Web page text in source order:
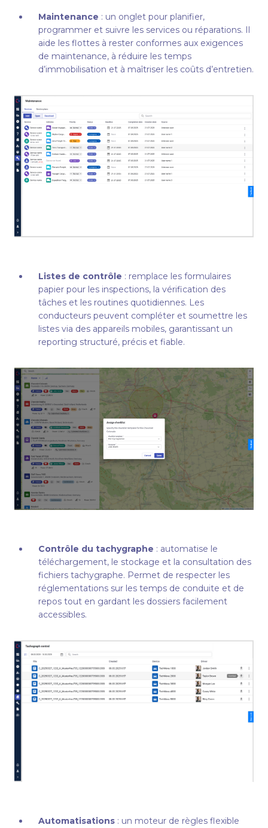
Maintenance : un onglet pour planifier,
programmer et suivre les services ou réparations. Il
aide les flottes à rester conformes aux exigences
de maintenance, à réduire les temps
d’immobilisation et à maîtriser les coûts d’entretien.
Listes de contrôle : remplace les formulaires
papier pour les inspections, la vérification des
tâches et les routines quotidiennes. Les
conducteurs peuvent compléter et soumettre les
listes via des appareils mobiles, garantissant un
reporting structuré, précis et fiable.
Contrôle du tachygraphe : automatise le
téléchargement, le stockage et la consultation des
fichiers tachygraphe. Permet de respecter les
réglementations sur les temps de conduite et de
repos tout en gardant les dossiers facilement
accessibles.
Automatisations : un moteur de règles flexible